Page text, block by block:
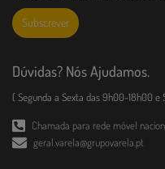
Subscrever
Dúvidas? Nós Ajudamos.
( Segunda a Sexta das 9h00-18h00 e
Chamada para rede móvel
geral.varela@grupovarela.pt